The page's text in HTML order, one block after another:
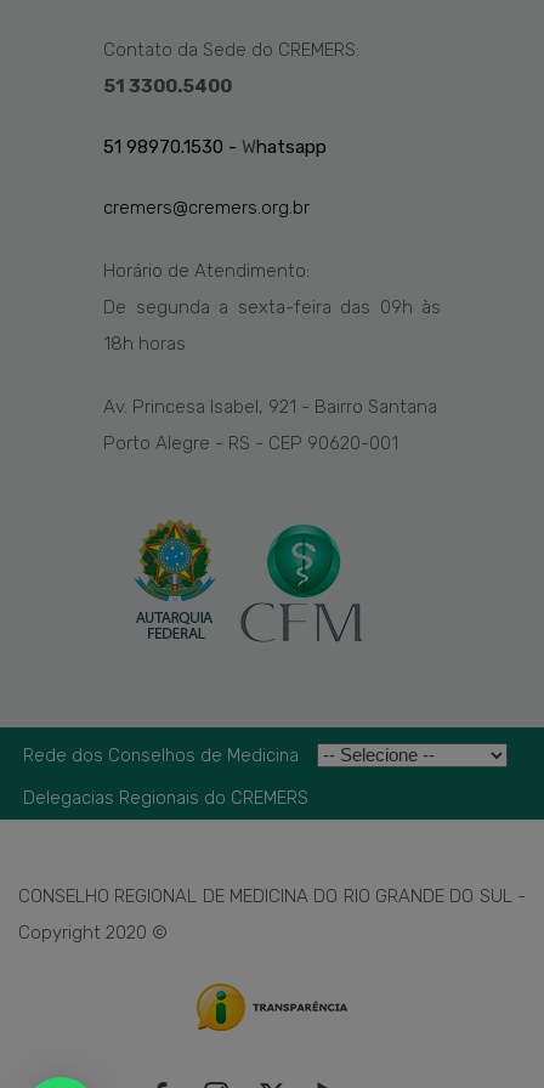
Contato da Sede do CREMERS:
51 3300.5400
51 98970.1530 - Whatsapp
cremers@cremers.org.br
Horário de Atendimento:
De segunda a sexta-feira das 09h às
18h horas
Av. Princesa Isabel, 921 - Bairro Santana
Porto Alegre - RS - CEP 90620-001
Rede dos Conselhos de Medicina
Delegacias Regionais do CREMERS
CONSELHO REGIONAL DE MEDICINA DO RIO GRANDE DO SUL -
Copyright 2020 ©